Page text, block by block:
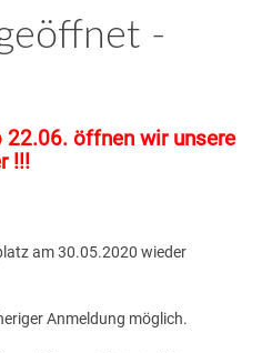
-
öffnen wir unsere
!!!
am 30.05.2020 wieder
Anmeldung möglich.